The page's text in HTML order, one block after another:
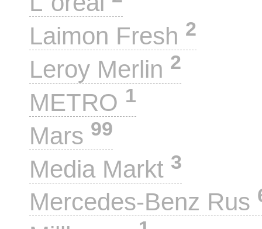
Laimon Fresh 2
Leroy Merlin 2
METRO 1
Mars 99
Media Markt 3
Mercedes-Benz Rus